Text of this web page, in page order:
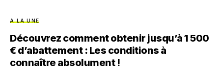
A LA UNE
Découvrez comment obtenir jusqu’à 1 500
€ d’abattement : Les conditions à
connaître absolument !